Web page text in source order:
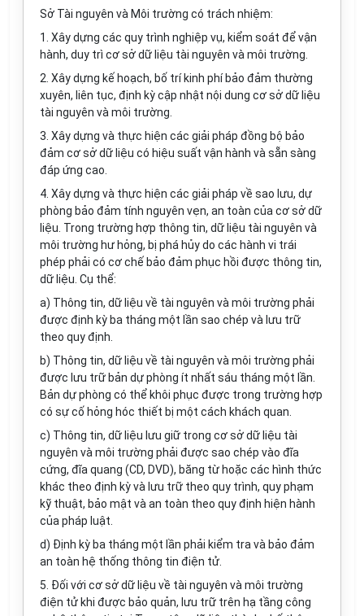
Sở Tài nguyên và Môi trường có trách nhiệm:
1. Xây dựng các quy trình nghiệp vụ, kiểm soát để vận
hành, duy trì cơ sởdữ liệu tài nguyên và môi trường.
2. Xây dựng kế hoạch, bố trí kinh phí bảo đảm thường
xuyên, liên tục, định kỳ cập nhật nội dung cơ sở dữ liệu
tài nguyên và môi trường.
3. Xây dựng và thực hiện các giải pháp đồng bộ bảo
đảm cơ sở dữ liệu có hiệu suất vận hành và sẵn sàng
đáp ứng cao.
4. Xây dựng và thực hiện các giải pháp về sao lưu, dự
phòng bảo đảm tính nguyên vẹn, an toàn của cơ sở dữ
liệu. Trong trường hợp thông tin, dữ liệu tài nguyên và
môi trường hư hỏng, bị phá hủy do các hành vi trái
phép phải có cơ chế bảo đảm phục hồi được thông tin,
dữ liệu. Cụ thể:
a) Thông tin, dữ liệu về tài nguyên và môi trường phải
được định kỳ ba tháng một lần sao chép và lưu trữ
theo quy định.
b) Thông tin, dữ liệu về tài nguyên và môi trường phải
được lưu trữ bản dự phòng ít nhất sáu tháng một lần.
Bản dự phòng có thể khôi phục được trong trường hợp
có sự cố hỏng hóc thiết bị một cách khách quan.
c) Thông tin, dữ liệu lưu giữ trong cơ sở dữ liệu tài
nguyên và môi trường phải được sao chép vào đĩa
cứng, đĩa quang (CD, DVD), băng từ hoặc các hình thức
khác theo định kỳ và lưu trữ theo quy trình, quy phạm
kỹ thuật, bảo mật và an toàn theo quy định hiện hành
của pháp luật.
d) Định kỳ ba tháng một lần phải kiểm tra và bảo đảm
an toàn hệ thống thông tin điện tử.
5. Đối với cơ sở dữ liệu về tài nguyên và môi trường
điện tử khi được bảo quản, lưu trữ trên hạ tầng công